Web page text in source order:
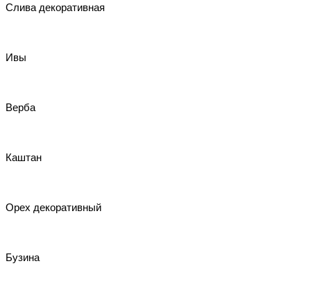
Слива декоративная
Ивы
Верба
Каштан
Орех декоративный
Бузина